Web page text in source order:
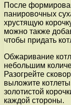
После
панировочных
хрустящую
можно также
чтобы придать
Обжаривание
небольшим
Разогрейте
выложите
золотистой
каждой стороны.